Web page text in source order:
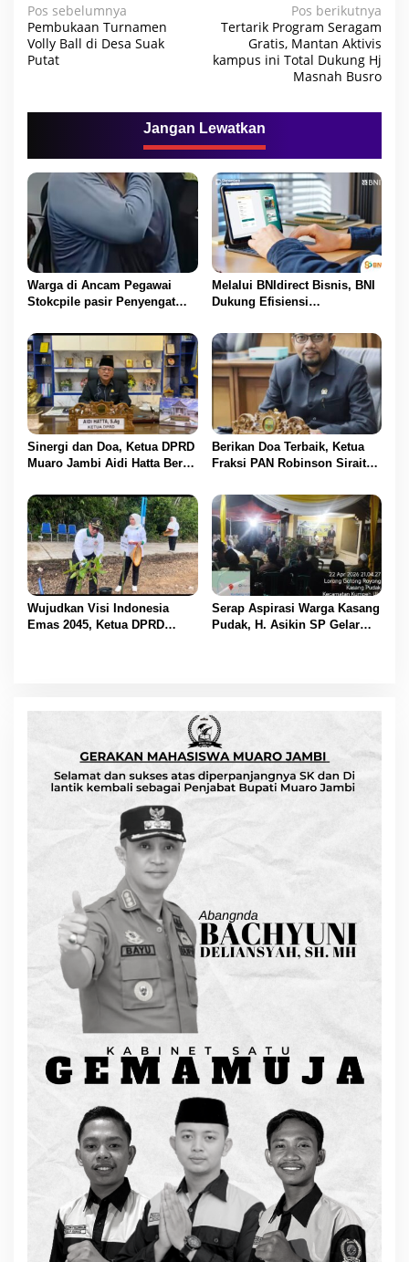
N
a
v
g
s
p
o
s
Pos sebelumnya
Pembukaan Turnamen
Volly Ball di Desa Suak
Putat
Pos berikutnya
Tertarik Program Seragam
Gratis, Mantan Aktivis
kampus ini Total Dukung Hj
Masnah Busro
Jangan Lewatkan
Warga di Ancam Pegawai
Stokcpile pasir Penyengat
Melalui BNIdirect Bisnis, BNI
Dukung Efisiensi
UMKM
Sinergi dan Doa, Ketua DPRD
Muaro Jambi Aidi Hatta Beri
BBS
Berikan Doa Terbaik, Ketua
Fraksi PAN Robinson Sirait
untuk BBS
Wujudkan Visi Indonesia
Emas 2045, Ketua DPRD
Serap Aspirasi Warga Kasang
Pudak, H. Asikin SP Gelar